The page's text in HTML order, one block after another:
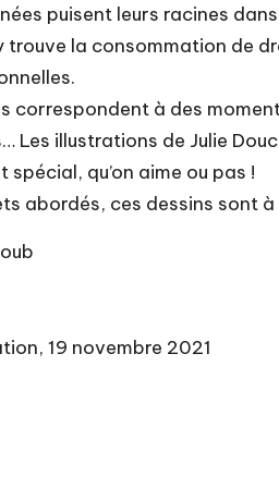
puisent leurs racines
trouve la consommation de
correspondent à des
Les illustrations de Julie
spécial, qu’on aime ou pas !
abordés, ces dessins sont
19 novembre 2021